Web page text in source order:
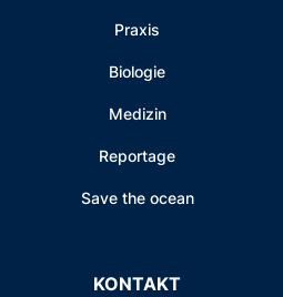
Praxis
Biologie
Medizin
Reportage
Save the ocean
KONTAKT